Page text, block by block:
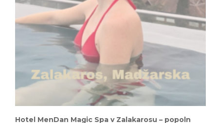
Hotel MenDan Magic Spa v Zalakarosu – popoln